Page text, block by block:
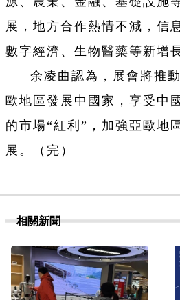
展，地方合作熱情不減，信
數字經濟、生物醫藥等新增
余凌曲認為，展會將推
歐地區發展中國家，享受中
的市場“紅利”，加強亞歐地
展。（完）
相關新聞